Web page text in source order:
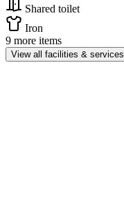
Shared toilet
Iron
9 more items
View all facilities & services